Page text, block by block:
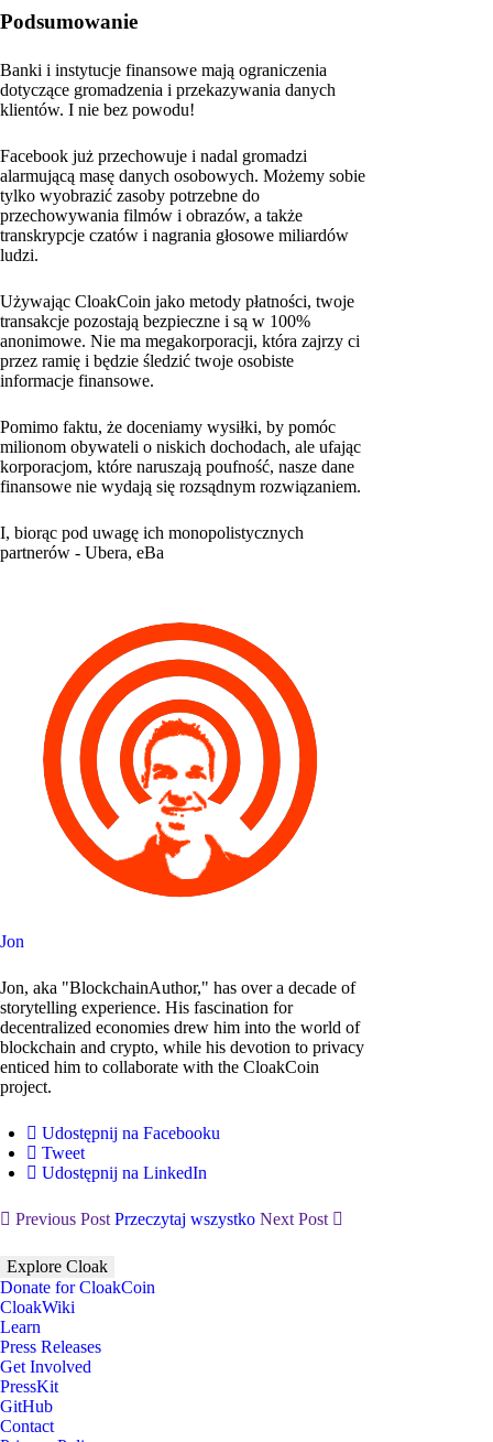
Podsumowanie
Banki i instytucje finansowe mają ograniczenia
dotyczące gromadzenia i przekazywania danych
klientów. I nie bez powodu!
Facebook już przechowuje i nadal gromadzi
alarmującą masę danych osobowych. Możemy sobie
tylko wyobrazić zasoby potrzebne do
przechowywania filmów i obrazów, a także
transkrypcje czatów i nagrania głosowe miliardów
ludzi.
Używając CloakCoin jako metody płatności, twoje
transakcje pozostają bezpieczne i są w 100%
anonimowe. Nie ma megakorporacji, która zajrzy ci
przez ramię i będzie śledzić twoje osobiste
informacje finansowe.
Pomimo faktu, że doceniamy wysiłki, by pomóc
milionom obywateli o niskich dochodach, ale ufając
korporacjom, które naruszają poufność, nasze dane
finansowe nie wydają się rozsądnym rozwiązaniem.
I, biorąc pod uwagę ich monopolistycznych
partnerów - Ubera, eBa
Jon
Jon, aka "BlockchainAuthor," has over a decade of
storytelling experience. His fascination for
decentralized economies drew him into the world of
blockchain and crypto, while his devotion to privacy
enticed him to collaborate with the CloakCoin
project.
Udostępnij na Facebooku
Tweet
Udostępnij na LinkedIn
Previous Post Przeczytaj wszystko Next Post
Explore Cloak
Donate for CloakCoin
CloakWiki
Learn
Press Releases
Get Involved
PressKit
GitHub
Contact